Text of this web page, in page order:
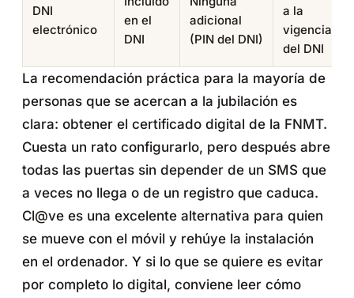
DNI
electrónico
en el
DNI
adicional
(PIN del DNI)
a la
vigencia
del DNI
La recomendación práctica para la mayoría de
personas que se acercan a la jubilación es
clara: obtener el certificado digital de la FNMT.
Cuesta un rato configurarlo, pero después abre
todas las puertas sin depender de un SMS que
a veces no llega o de un registro que caduca.
Cl@ve es una excelente alternativa para quien
se mueve con el móvil y rehúye la instalación
en el ordenador. Y si lo que se quiere es evitar
por completo lo digital, conviene leer cómo